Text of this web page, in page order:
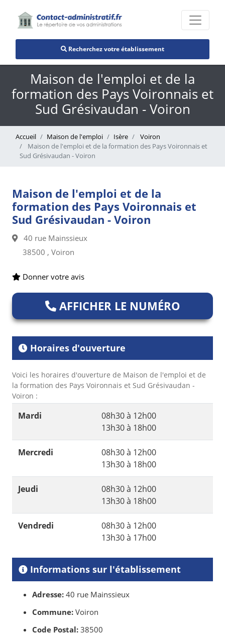
Recherchez votre établissement
Maison de l'emploi et de la
formation des Pays Voironnais et
Sud Grésivaudan - Voiron
Accueil Maison de l'emploi Isère
Voiron
Maison de l'emploi et de la formation des Pays Voironnais et
Sud Grésivaudan - Voiron
Maison de l'emploi et de la
formation des Pays Voironnais et
Sud Grésivaudan - Voiron
40 rue Mainssieux
38500 , Voiron
Donner votre avis
AFFICHER LE NUMÉRO
Horaires d'ouverture
Voici les horaires d'ouverture de Maison de l'emploi et de
la formation des Pays Voironnais et Sud Grésivaudan -
Voiron :
Mardi
08h30 à 12h00
13h30 à 18h00
Mercredi
08h30 à 12h00
13h30 à 18h00
Jeudi
08h30 à 12h00
13h30 à 18h00
Vendredi
08h30 à 12h00
13h30 à 17h00
Informations sur l'établissement
Adresse: 40 rue Mainssieux
Commune: Voiron
Code Postal: 38500